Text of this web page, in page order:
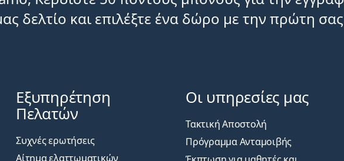
δελτίο και επιλέξτε ένα δώρο με την πρώτη σας
Εξυπηρέτηση
Πελατών
Συχνές ερωτήσεις
Αίτημα ελαττωματικών
Οι υπηρεσίες μας
Τακτική Αποστολή
Πρόγραμμα Ανταμοιβής